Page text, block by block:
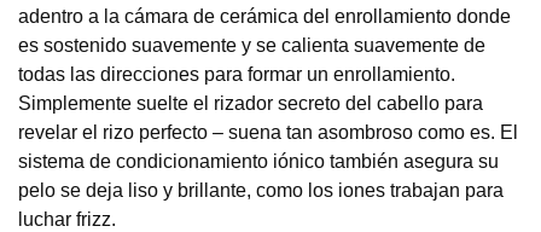
adentro a la cámara de cerámica del enrollamiento donde
es sostenido suavemente y se calienta suavemente de
todas las direcciones para formar un enrollamiento.
Simplemente suelte el rizador secreto del cabello para
revelar el rizo perfecto – suena tan asombroso como es. El
sistema de condicionamiento iónico también asegura su
pelo se deja liso y brillante, como los iones trabajan para
luchar frizz.